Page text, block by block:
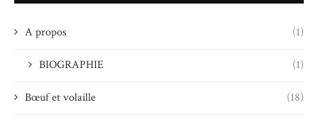
A propos (1)
BIOGRAPHIE (1)
Bœuf et volaille (18)